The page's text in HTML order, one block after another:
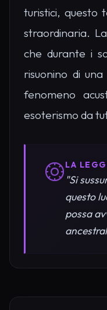
turistici, questo
straordinaria.
che durante i
risuonino di
fenomeno
esoterismo da
LA
"Si
questo
possa